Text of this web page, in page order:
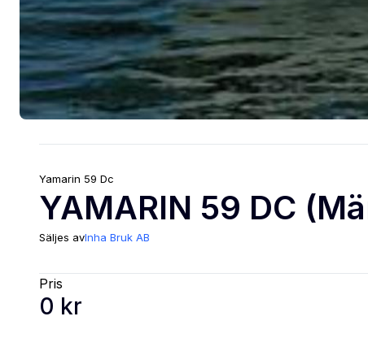
Yamarin 59 Dc
YAMARIN 59 DC
Säljes avInha Bruk AB
Pris
0 kr